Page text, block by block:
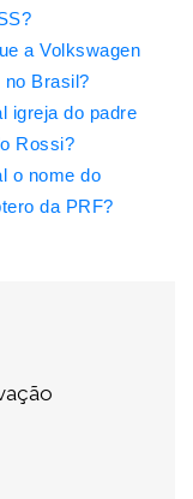
a Volkswagen
no Brasil?
igreja do padre
Rossi?
o nome do
da PRF?